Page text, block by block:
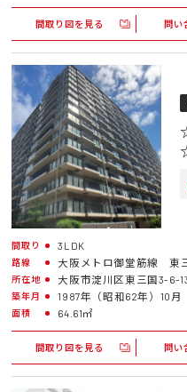
間取り図を見る 問い
間取り 3LDK
路線 大阪メトロ御堂筋線 東
所在地 大阪市淀川区東三国3-6-
築年月 1987年（昭和62年）10月
面積 64.61㎡
間取り図を見る 問い